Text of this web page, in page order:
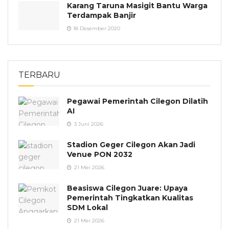
Karang Taruna Masigit Bantu Warga
Terdampak Banjir
18 Desember 2020
TERBARU
Pegawai Pemerintah Cilegon Dilatih
AI
3 Juni 2026
Stadion Geger Cilegon Akan Jadi
Venue PON 2032
21 Mei 2026
Beasiswa Cilegon Juare: Upaya
Pemerintah Tingkatkan Kualitas
SDM Lokal
21 Mei 2026